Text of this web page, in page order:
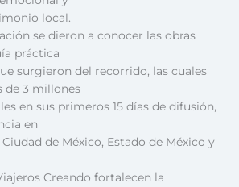
local.
se dieron a conocer las obras
práctica
surgieron del recorrido, las cuales
de 3 millones
en sus primeros 15 días de difusión,
en
de México, Estado de México y
Creando fortalecen la